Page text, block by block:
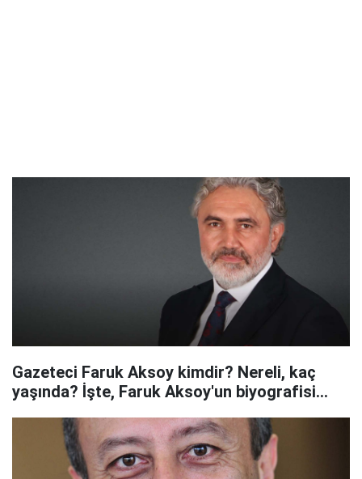
Gazeteci Faruk Aksoy kimdir? Nereli, kaç
yaşında? İşte, Faruk Aksoy'un biyografisi...